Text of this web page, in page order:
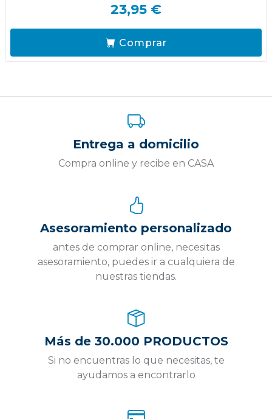
23,95 €
Comprar
Entrega a domicilio
Compra online y recibe en CASA
Asesoramiento personalizado
antes de comprar online, necesitas
asesoramiento, puedes ir a cualquiera de
nuestras tiendas.
Más de 30.000 PRODUCTOS
Si no encuentras lo que necesitas, te
ayudamos a encontrarlo